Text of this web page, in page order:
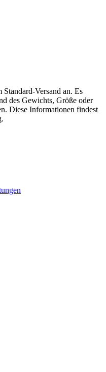
Versand an. Es
des Gewichts, Größe oder
Diese Informationen findest